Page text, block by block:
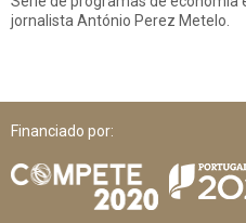
jornalista António Perez Metelo.
Financiado por: